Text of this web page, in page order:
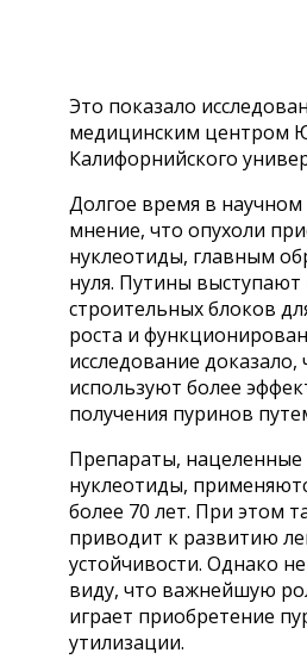
Это показало
медицинским центром
Калифорнийского
Долгое время в
мнение, что опухоли
нуклеотиды, главным
нуля. Путины выступают
строительных блоков
роста и
исследование доказало,
используют более
получения пуринов
Препараты,
нуклеотиды,
более 70 лет. При этом
приводит к развитию
устойчивости. Однако
виду, что важнейшую
играет приобретение
утилизации.